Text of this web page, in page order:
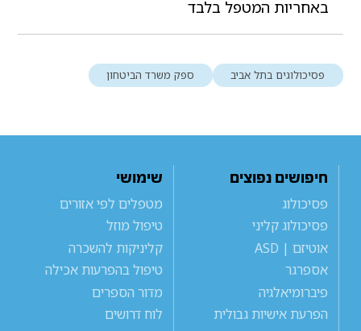
באחריות המטפל בלבד
פסיכולוגים בתל אביב ספק משרד הביטחון
חיפושים נפוצים
פסיכולוג
פסיכולוג קליני
אוטיזם | ASD
אספרגר
פיברומיאלגיה
הפרעת אישיות גבולית
שימושי
מטפלים לפי אזורים
טיפול מוזל
קליניקות להשכרה
טיפול בהפרעות אכילה
מדור הספרים
לוח דרושים